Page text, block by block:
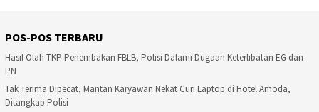
POS-POS TERBARU
Hasil Olah TKP Penembakan FBLB, Polisi Dalami Dugaan Keterlibatan EG dan
PN
Tak Terima Dipecat, Mantan Karyawan Nekat Curi Laptop di Hotel Amoda,
Ditangkap Polisi